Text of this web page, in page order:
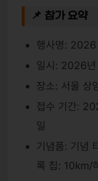
📌 참가 요약
행사명: 2026
일시: 2026
장소: 서울 상
접수 기간:
일
기념품: 기념
록 칩: 10km/